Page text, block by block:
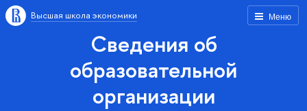
Меню
Высшая школа экономики
Сведения об
образовательной
организации